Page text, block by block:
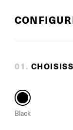
01 .
Black